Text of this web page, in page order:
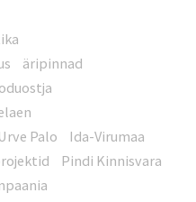
äripinnad
Urve Palo
Ida-Virumaa
Pindi Kinnisvara